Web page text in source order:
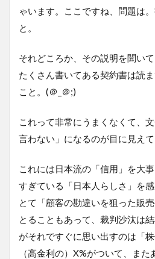
ゃいます。ここですね、問題は
と。
それどころか、その説明を聞い
たくさん書いてある契約書は読
こと。(＠_＠;)
これって非常にうまくなくて、
言わない」になるのが目に見えて
これには日本流の「信用」を大
すぎている「日本人らしさ」を
とて「顧客の勘違いを狙った販
とることもあって、裁判沙汰は
がそれですぐに思い出すのは「
（高金利の）X%がついて、ま